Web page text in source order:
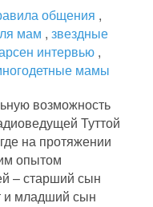
общения ,
мам , звездные
интервью ,
мамы
возможность
Туттой
на протяжении
опытом
– старший сын
и младший сын